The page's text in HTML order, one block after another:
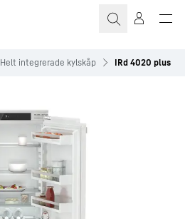
Helt integrerade kylskåp IRd 4020 plus